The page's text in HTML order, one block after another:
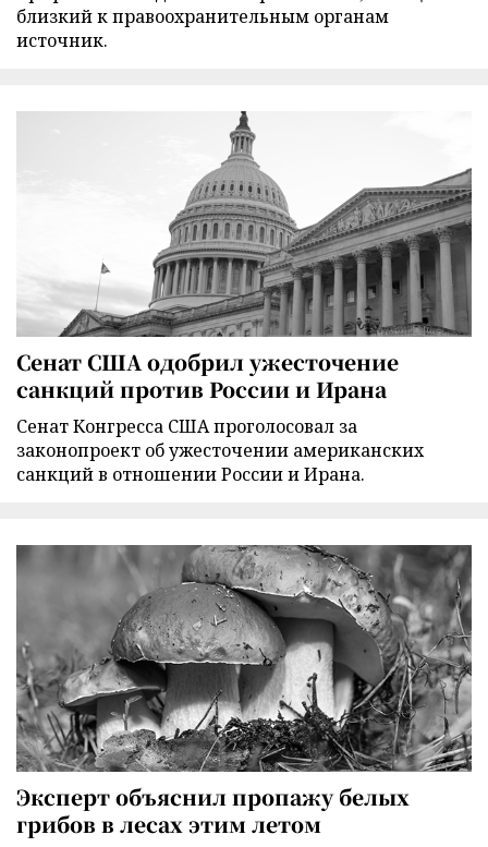
близкий к правоохранительным органам
источник.
Сенат США одобрил ужесточение
санкций против России и Ирана
Сенат Конгресса США проголосовал за
законопроект об ужесточении американских
санкций в отношении России и Ирана.
Эксперт объяснил пропажу белых
грибов в лесах этим летом